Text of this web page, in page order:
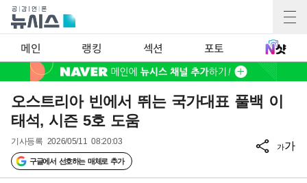
메인 랭킹 섹션 포토
오스트리아 빈에서 뛰는 국가대표 풀백 이
태석, 시즌 5호 도움
기사등록 2026/05/11 08:20:03
구글에서 선호하는 매체로 추가
가가